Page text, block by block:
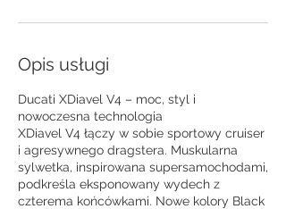
Opis usługi
Ducati XDiavel V4 – moc, styl i
nowoczesna technologia
XDiavel V4 łączy w sobie sportowy cruiser
i agresywnego dragstera. Muskularna
sylwetka, inspirowana supersamochodami,
podkreśla eksponowany wydech z
czterema końcówkami. Nowe kolory Black